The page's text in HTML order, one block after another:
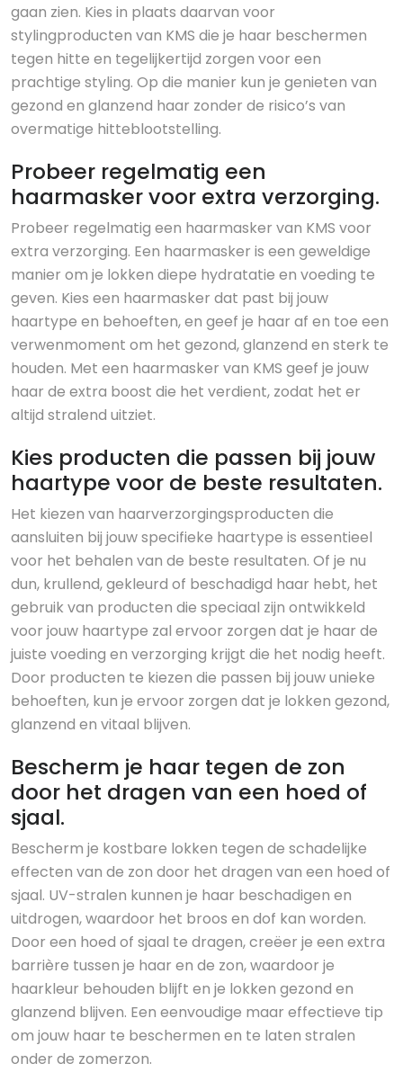
gaan zien. Kies in plaats daarvan voor
stylingproducten van KMS die je haar beschermen
tegen hitte en tegelijkertijd zorgen voor een
prachtige styling. Op die manier kun je genieten van
gezond en glanzend haar zonder de risico’s van
overmatige hitteblootstelling.
Probeer regelmatig een
haarmasker voor extra verzorging.
Probeer regelmatig een haarmasker van KMS voor
extra verzorging. Een haarmasker is een geweldige
manier om je lokken diepe hydratatie en voeding te
geven. Kies een haarmasker dat past bij jouw
haartype en behoeften, en geef je haar af en toe een
verwenmoment om het gezond, glanzend en sterk te
houden. Met een haarmasker van KMS geef je jouw
haar de extra boost die het verdient, zodat het er
altijd stralend uitziet.
Kies producten die passen bij jouw
haartype voor de beste resultaten.
Het kiezen van haarverzorgingsproducten die
aansluiten bij jouw specifieke haartype is essentieel
voor het behalen van de beste resultaten. Of je nu
dun, krullend, gekleurd of beschadigd haar hebt, het
gebruik van producten die speciaal zijn ontwikkeld
voor jouw haartype zal ervoor zorgen dat je haar de
juiste voeding en verzorging krijgt die het nodig heeft.
Door producten te kiezen die passen bij jouw unieke
behoeften, kun je ervoor zorgen dat je lokken gezond,
glanzend en vitaal blijven.
Bescherm je haar tegen de zon
door het dragen van een hoed of
sjaal.
Bescherm je kostbare lokken tegen de schadelijke
effecten van de zon door het dragen van een hoed of
sjaal. UV-stralen kunnen je haar beschadigen en
uitdrogen, waardoor het broos en dof kan worden.
Door een hoed of sjaal te dragen, creëer je een extra
barrière tussen je haar en de zon, waardoor je
haarkleur behouden blijft en je lokken gezond en
glanzend blijven. Een eenvoudige maar effectieve tip
om jouw haar te beschermen en te laten stralen
onder de zomerzon.